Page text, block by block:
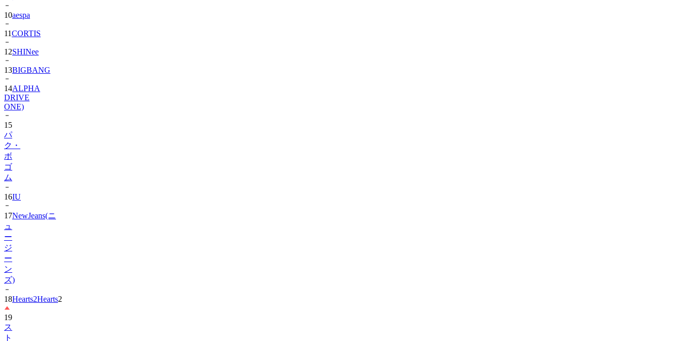
11CORTIS
12SHINee
13BIGBANG
14ALPHA
DRIVE
ONE)
15
パ
ク・
ボ
ゴ
ム
16
17NewJeans(ニ
ュ
ー
ジ
ー
ン
ズ)
18Hearts2Hearts
19
ス
ト
レ